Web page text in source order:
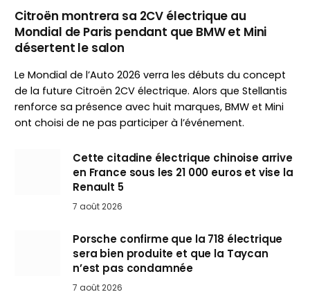
Citroën montrera sa 2CV électrique au
Mondial de Paris pendant que BMW et Mini
désertent le salon
Le Mondial de l’Auto 2026 verra les débuts du concept
de la future Citroën 2CV électrique. Alors que Stellantis
renforce sa présence avec huit marques, BMW et Mini
ont choisi de ne pas participer à l’événement.
Cette citadine électrique chinoise arrive
en France sous les 21 000 euros et vise la
Renault 5
7 août 2026
Porsche confirme que la 718 électrique
sera bien produite et que la Taycan
n’est pas condamnée
7 août 2026